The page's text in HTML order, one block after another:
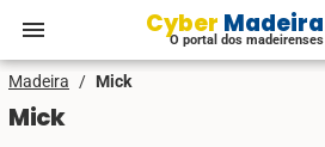
menu Cyber Madeira
O portal dos madeirenses
Madeira / Mick
Mick